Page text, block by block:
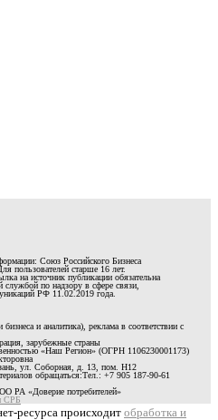
Союз Российского Бизнеса
старше 16 лет.
на источник публикации обязательна
службой по надзору в сфере связи,
РФ 11.02.2019 года.
и аналитика), реклама в соответствии с
зарубежные страны
«Наш Регион» (ОГРН 1106230001173)
ул. Соборная, д. 13, пом. Н12
обращаться:Тел.: +7 905 187-90-61
РА «Доверие потребителей»
СРБ
ресурса происходит обработка и